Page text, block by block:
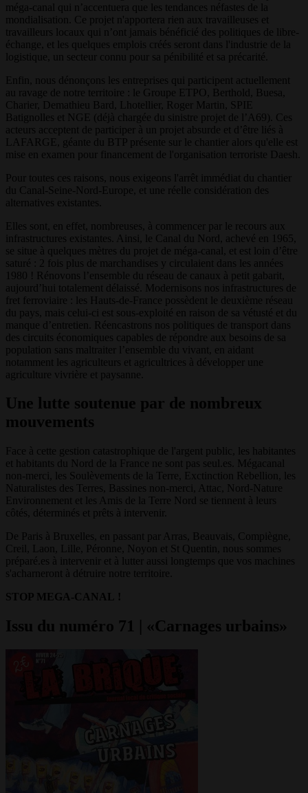
méga-canal qui n’accentuera que les tendances néfastes de la
mondialisation. Ce projet n'apportera rien aux travailleuses et
travailleurs locaux qui n’ont jamais bénéficié des politiques de libre-
échange, et les quelques emplois créés seront dans l'industrie de la
logistique, un secteur connu pour sa pénibilité et sa précarité.
Enfin, nous dénonçons les entreprises qui participent actuellement
au ravage de notre territoire : le Groupe ETPO, Berthold, Buesa,
Charier, Demathieu Bard, Lhotellier, Roger Martin, SPIE
Batignolles et NGE (déjà chargée du sinistre projet de l’A69). Ces
acteurs acceptent de participer à un projet absurde et d’être liés à
LAFARGE, géante du BTP présente sur le chantier alors qu'elle est
mise en examen pour financement de l'organisation terroriste Daesh.
Pour toutes ces raisons, nous exigeons l'arrêt immédiat du chantier
du Canal-Seine-Nord-Europe, et une réelle considération des
alternatives existantes.
Elles sont, en effet, nombreuses, à commencer par le recours aux
infrastructures existantes. Ainsi, le Canal du Nord, achevé en 1965,
se situe à quelques mètres du projet de méga-canal, et est loin d’être
saturé : 2 fois plus de marchandises y circulaient dans les années
1980 ! Rénovons l’ensemble du réseau de canaux à petit gabarit,
aujourd’hui totalement délaissé. Modernisons nos infrastructures de
fret ferroviaire : les Hauts-de-France possèdent le deuxième réseau
du pays, mais celui-ci est sous-exploité en raison de sa vétusté et du
manque d’entretien. Réencastrons nos politiques de transport dans
des circuits économiques capables de répondre aux besoins de sa
population sans maltraiter l’ensemble du vivant, en aidant
notamment les agriculteurs et agricultrices à développer une
agriculture vivrière et paysanne.
Une lutte soutenue par de nombreux
mouvements
Face à cette gestion catastrophique de l'argent public, les habitantes
et habitants du Nord de la France ne sont pas seul.es. Mégacanal
non-merci, les Soulèvements de la Terre, Exctinction Rebellion, les
Naturalistes des Terres, Bassines non-merci, Attac, Nord-Nature
Environnement et les Amis de la Terre Nord se tiennent à leurs
côtés, déterminés et prêts à intervenir.
De Paris à Bruxelles, en passant par Arras, Beauvais, Compiègne,
Creil, Laon, Lille, Péronne, Noyon et St Quentin, nous sommes
préparé.es à intervenir et à lutter aussi longtemps que vos machines
s'acharneront à détruire notre territoire.
STOP MEGA-CANAL !
Issu du numéro 71 | «Carnages urbains»